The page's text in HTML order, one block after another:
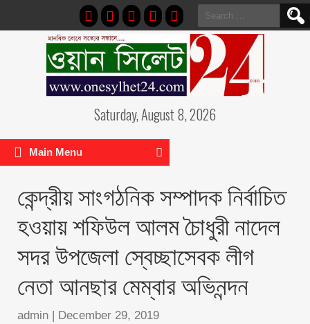
Search
for:
Saturday, August 8, 2026
Main Menu
কেন্দ্রীয় সাংগঠনিক সম্পাদক নির্বাচিত
হওয়ায় শফিউল আলম চৈাধুরী নাদেল
সদর উপজেলা স্বেচ্ছাসেবক লীগ
নেতা আনছার মেম্বার অভিনন্দন
admin | December 29, 2019